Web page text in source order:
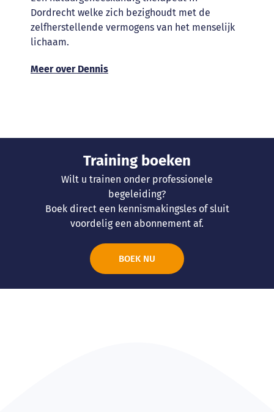
Dordrecht welke zich bezighoudt met de
zelfherstellende vermogens van het menselijk
lichaam.
Meer over Dennis
Training boeken
Wilt u trainen onder professionele
begeleiding?
Boek direct een kennismakingsles of sluit
voordelig een abonnement af.
BOEK NU